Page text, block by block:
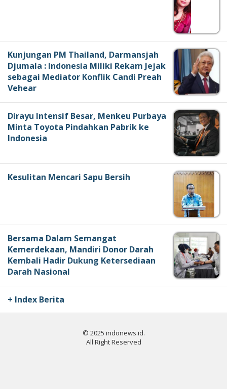
Kunjungan PM Thailand, Darmansjah
Djumala : Indonesia Miliki Rekam Jejak
sebagai Mediator Konflik Candi Preah
Vehear
Dirayu Intensif Besar, Menkeu Purbaya
Minta Toyota Pindahkan Pabrik ke
Indonesia
Kesulitan Mencari Sapu Bersih
Bersama Dalam Semangat
Kemerdekaan, Mandiri Donor Darah
Kembali Hadir Dukung Ketersediaan
Darah Nasional
+ Index Berita
© 2025 indonews.id.
All Right Reserved